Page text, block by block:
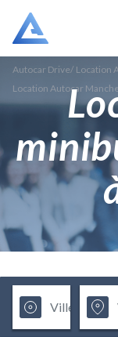
Autocar Drive/ Location
Location Autocar Manche